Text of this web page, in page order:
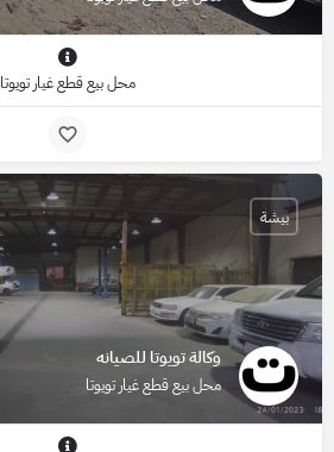
محل بيع قطع غيار تويوتا
وكالة تويوتا للصيانه
محل بيع قطع غيار تويوتا
بيشة